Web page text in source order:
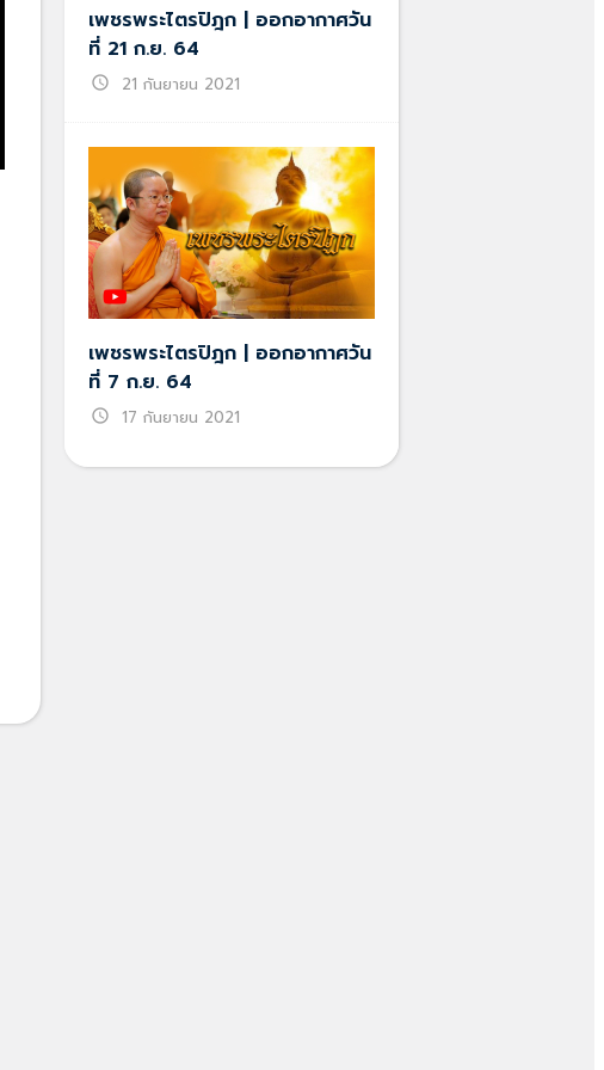
เพชรพระไตรปิฎก | ออกอากาศวัน
ที่ 21 ก.ย. 64
schedule 21 กันยายน 2021
เพชรพระไตรปิฎก | ออกอากาศวัน
ที่ 7 ก.ย. 64
schedule 17 กันยายน 2021